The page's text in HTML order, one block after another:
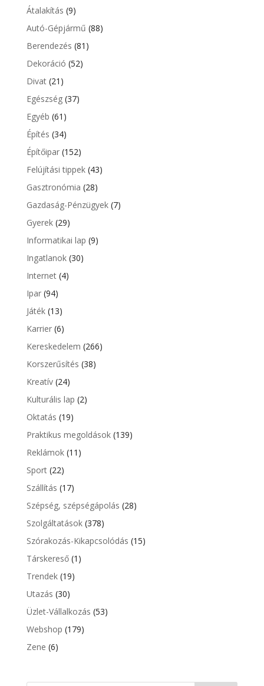
Átalakítás (9)
Autó-Gépjármű (88)
Berendezés (81)
Dekoráció (52)
Divat(21)
Egészség(37)
Egyéb (61)
Építés (34)
Építőipar(152)
Felújítási tippek(43)
Gasztronómia (28)
Gazdaság-Pénzügyek(7)
Gyerek(29)
Informatikai lap (9)
Ingatlanok(30)
Internet(4)
Ipar(94)
Játék(13)
Karrier(6)
Kereskedelem (266)
Korszerűsítés (38)
Kreatív(24)
Kulturális lap (2)
Oktatás (19)
Praktikus megoldások(139)
Reklámok(11)
Sport(22)
Szállítás (17)
Szépség, szépségápolás (28)
Szolgáltatások(378)
Szórakozás-Kikapcsolódás (15)
Társkereső(1)
Trendek(19)
Utazás (30)
Üzlet-Vállalkozás (53)
Webshop (179)
Zene (6)